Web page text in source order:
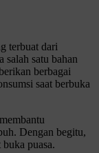
terbuat dari
salah satu bahan
berbagai
saat berbuka
Dengan begitu,
puasa.